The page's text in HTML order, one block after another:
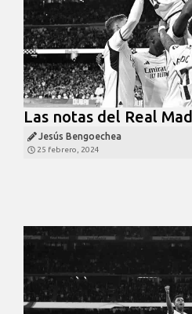
Las notas del Real
Jesús Bengoechea
25 febrero, 2024